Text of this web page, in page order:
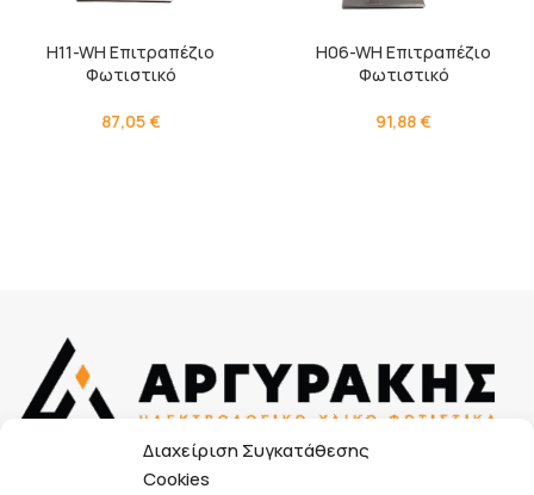
Διαχείριση Συγκατάθεσης
Cookies
H11-WH Επιτραπέζιο
Φωτιστικό
87,05€
H06-WH Επιτραπέζιο
Φωτιστικό
91,88€
Κουμουνδούρου Αλεξάνδρου 38, 241 00, Καλαμάτα